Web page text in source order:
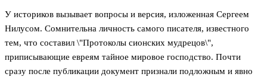
У историков вызывает вопросы и версия, изложенная Сергеем
Нилусом. Сомнительна личность самого писателя, известного
тем, что составил \"Протоколы сионских мудрецов\",
приписывающие евреям тайное мировое господство. Почти
сразу после публикации документ признали подложным и явно